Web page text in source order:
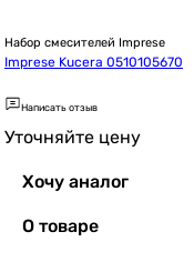
Набор смесителей Imprese
Imprese Kucera 0510105670
Написать отзыв
Уточняйте цену
Хочу аналог
О товаре